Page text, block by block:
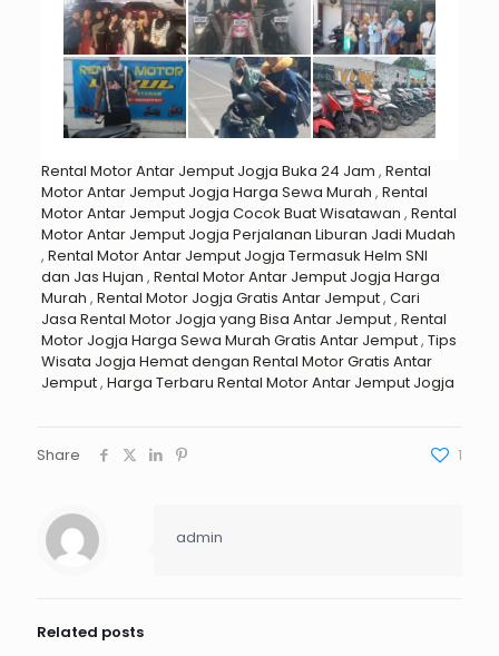
Rental Motor Antar Jemput Jogja Buka 24 Jam , Rental
Motor Antar Jemput Jogja Harga Sewa Murah , Rental
Motor Antar Jemput Jogja Cocok Buat Wisatawan , Rental
Motor Antar Jemput Jogja Perjalanan Liburan Jadi Mudah
, Rental Motor Antar Jemput Jogja Termasuk Helm SNI
dan Jas Hujan , Rental Motor Antar Jemput Jogja Harga
Murah , Rental Motor Jogja Gratis Antar Jemput, Cari
Jasa Rental Motor Jogja yang Bisa Antar Jemput, Rental
Motor Jogja Harga Sewa Murah Gratis Antar Jemput, Tips
Wisata Jogja Hemat dengan Rental Motor Gratis Antar
Jemput, Harga Terbaru Rental Motor Antar Jemput Jogja
Share 1
admin
Related posts